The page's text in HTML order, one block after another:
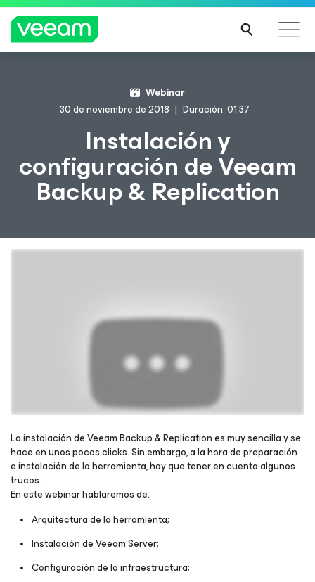
Guía de Veeam para los clientes afectados por la
actualización de contenido de CrowdStrike
CIÓN
Webinar
30 de noviembre de 2018
Duración: 01:37
Instalación y
configuración de Veeam
Backup & Replication
Regístrese para ver el webinar
La instalación de Veeam Backup & Replication es muy sencilla y se
hace en unos pocos clicks. Sin embargo, a la hora de preparación
e instalación de la herramienta, hay que tener en cuenta algunos
trucos.
En este webinar hablaremos de:
Arquitectura de la herramienta;
Instalación de Veeam Server;
Configuración de la infraestructura;